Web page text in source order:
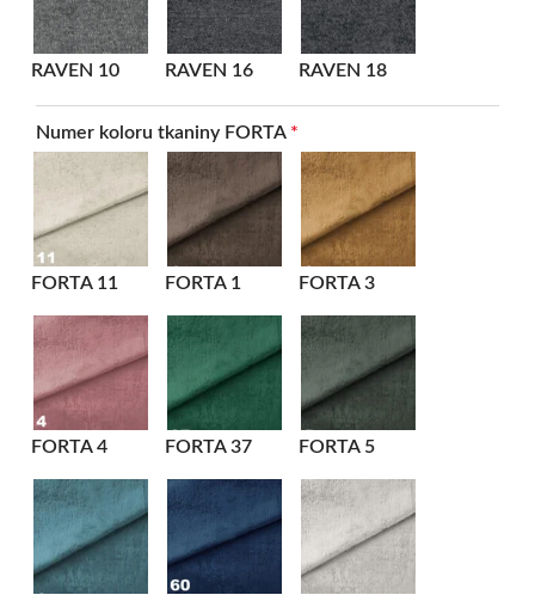
RAVEN 10 RAVEN 16 RAVEN 18
Numer koloru tkaniny FORTA *
FORTA 11 FORTA 1 FORTA 3
FORTA 4 FORTA 37 FORTA 5